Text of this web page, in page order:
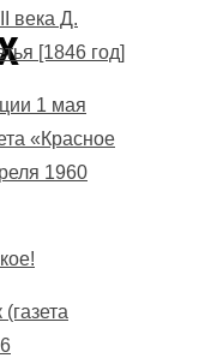
века Д.
[1846 год]
1 мая
«Красное
1960